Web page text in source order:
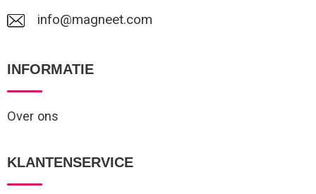
info@magneet.com
INFORMATIE
Over ons
KLANTENSERVICE